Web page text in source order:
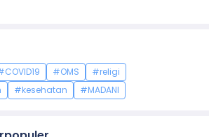
#OMS
#religi
#kesehatan #MADANI